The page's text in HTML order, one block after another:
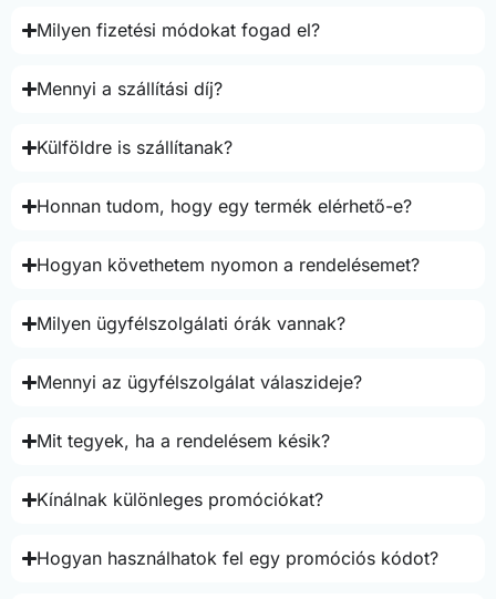
Milyen fizetési módokat fogad el?
Mennyi a szállítási díj?
Külföldre is szállítanak?
Honnan tudom, hogy egy termék elérhető-e?
Hogyan követhetem nyomon a rendelésemet?
Milyen ügyfélszolgálati órák vannak?
Mennyi az ügyfélszolgálat válaszideje?
Mit tegyek, ha a rendelésem késik?
Kínálnak különleges promóciókat?
Hogyan használhatok fel egy promóciós kódot?